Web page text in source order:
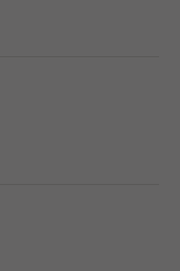
…どんなお悩みも
り、飲食専門